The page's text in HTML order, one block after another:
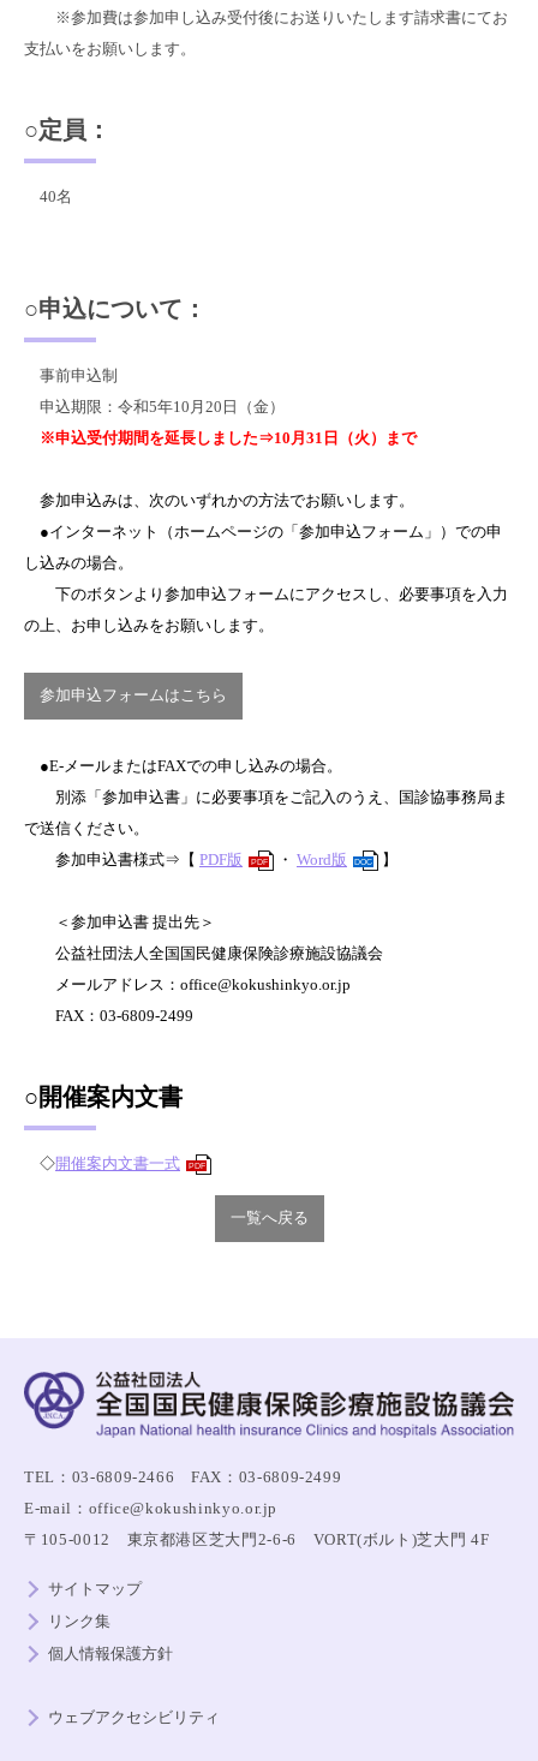
※参加費は参加申し込み受付後にお送りいたします請求書にてお
支払いをお願いします。
○定員：
40名
○申込について：
事前申込制
申込期限：令和5年10月20日（金）
※申込受付期間を延長しました⇒10月31日（火）まで
参加申込みは、次のいずれかの方法でお願いします。
●インターネット（ホームページの「参加申込フォーム」）での申
し込みの場合。
下のボタンより参加申込フォームにアクセスし、必要事項を入力
の上、お申し込みをお願いします。
参加申込フォームはこちら
●E-メールまたはFAXでの申し込みの場合。
別添「参加申込書」に必要事項をご記入のうえ、国診協事務局ま
で送信ください。
参加申込書様式⇒【 PDF版 PDF ・ Word版 DOC 】
＜参加申込書 提出先＞
公益社団法人全国国民健康保険診療施設協議会
メールアドレス：office@kokushinkyo.or.jp
FAX：03-6809-2499
○開催案内文書
◇開催案内文書一式 PDF
一覧へ戻る
TEL：03-6809-2466 FAX：03-6809-2499
E-mail：office@kokushinkyo.or.jp
〒105-0012 東京都港区芝大門2-6-6 VORT(ボルト)芝大門 4F
サイトマップ
リンク集
個人情報保護方針
ウェブアクセシビリティ